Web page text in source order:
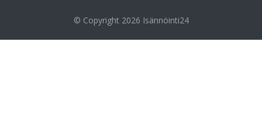
© Copyright 2026 Isännöinti24